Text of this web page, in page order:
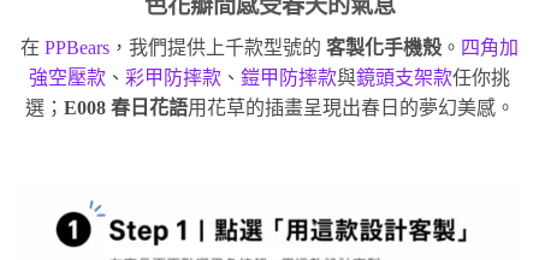
色花瓣間感受春天的氣息
在 PPBears ，我們提供上千款型號的 客製化手機殼 。 四角加
強空壓款 、 彩甲防摔款 、 鎧甲防摔款與鏡頭支架款任你挑
選； E008 春日花語用花草的插畫呈現出春日的夢幻美感。